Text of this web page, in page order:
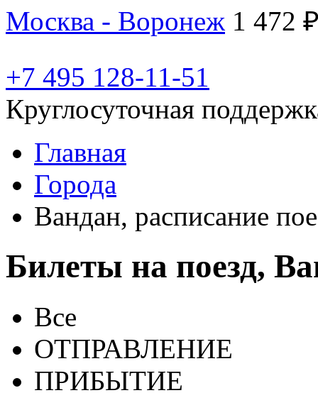
Москва - Воронеж 1 472
+7 495 128-11-51
Круглосуточная
Главная
Города
Вандан, расписание
Билеты на поезд,
Все
ОТПРАВЛЕНИЕ
ПРИБЫТИЕ